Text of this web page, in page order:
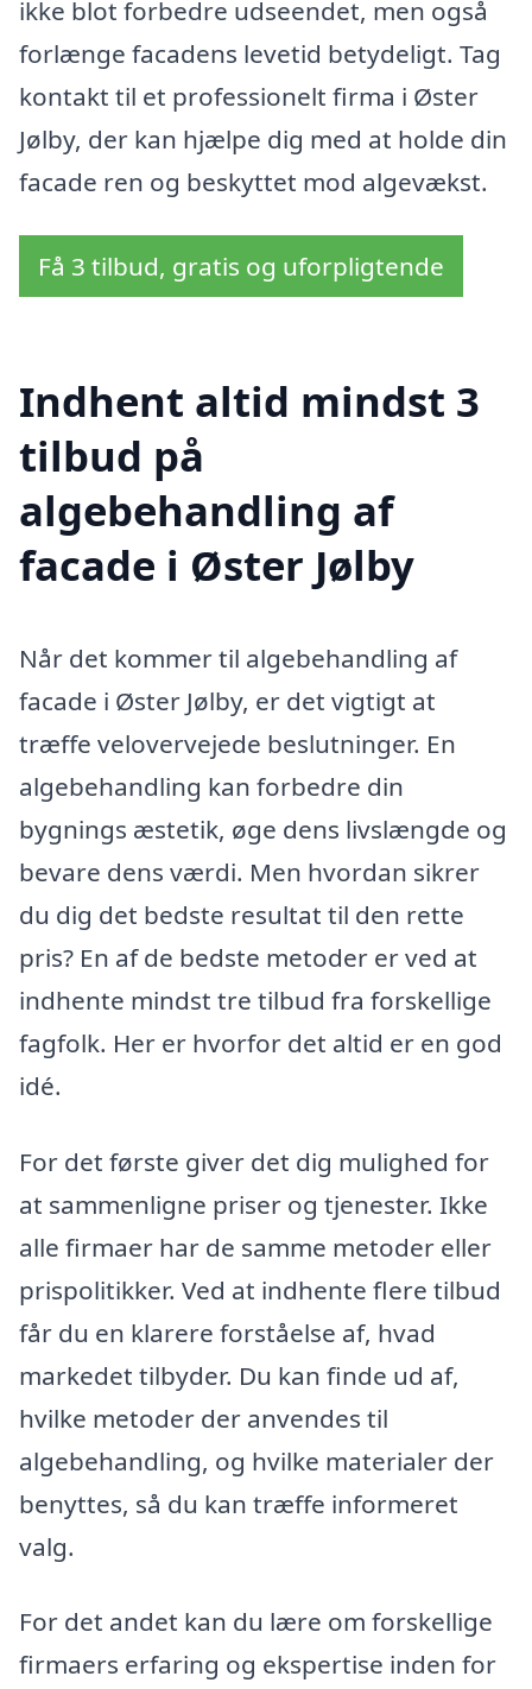
ikke blot forbedre udseendet, men også
forlænge facadens levetid betydeligt. Tag
kontakt til et professionelt firma i Øster
Jølby, der kan hjælpe dig med at holde din
facade ren og beskyttet mod algevækst.
Få 3 tilbud, gratis og uforpligtende
Indhent altid mindst 3
tilbud på
algebehandling af
facade i Øster Jølby
Når det kommer til algebehandling af
facade i Øster Jølby, er det vigtigt at
træffe velovervejede beslutninger. En
algebehandling kan forbedre din
bygnings æstetik, øge dens livslængde og
bevare dens værdi. Men hvordan sikrer
du dig det bedste resultat til den rette
pris? En af de bedste metoder er ved at
indhente mindst tre tilbud fra forskellige
fagfolk. Her er hvorfor det altid er en god
idé.
For det første giver det dig mulighed for
at sammenligne priser og tjenester. Ikke
alle firmaer har de samme metoder eller
prispolitikker. Ved at indhente flere tilbud
får du en klarere forståelse af, hvad
markedet tilbyder. Du kan finde ud af,
hvilke metoder der anvendes til
algebehandling, og hvilke materialer der
benyttes, så du kan træffe informeret
valg.
For det andet kan du lære om forskellige
firmaers erfaring og ekspertise inden for